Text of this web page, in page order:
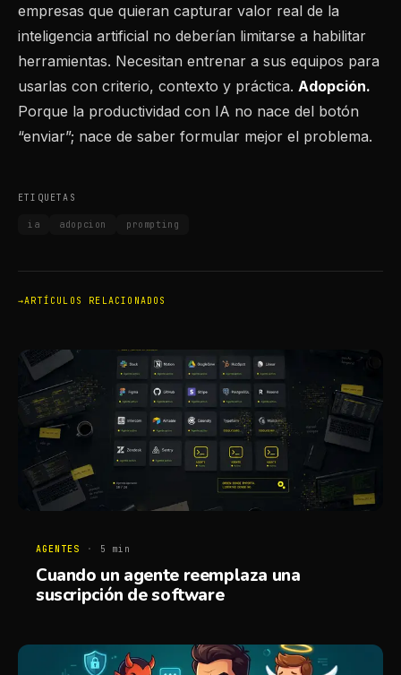
empresas que quieran capturar valor real de la
inteligencia artificial no deberían limitarse a habilitar
herramientas. Necesitan entrenar a sus equipos para
usarlas con criterio, contexto y práctica. Adopción.
Porque la productividad con IA no nace del botón
“enviar”; nace de saber formular mejor el problema.
ETIQUETAS
ia adopcion prompting
ARTÍCULOS RELACIONADOS
AGENTES · 5 min
Cuando un agente reemplaza una
suscripción de software